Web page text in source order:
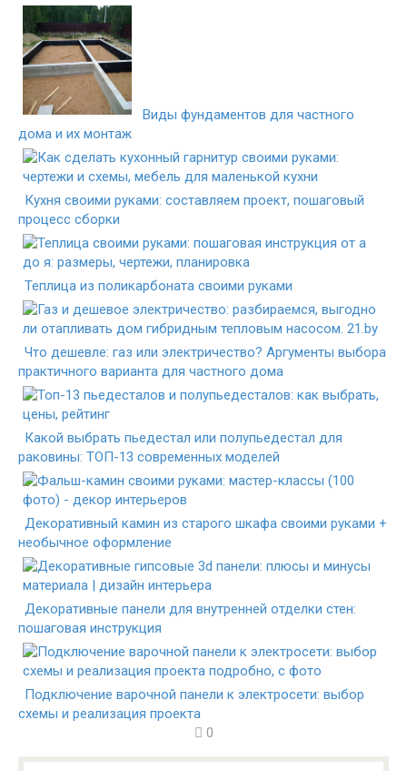
Виды фундаментов для частного
дома и их монтаж
Кухня своими руками: составляем проект, пошаговый
процесс сборки
Теплица из поликарбоната своими руками
Что дешевле: газ или электричество? Аргументы выбора
практичного варианта для частного дома
Какой выбрать пьедестал или полупьедестал для
раковины: ТОП-13 современных моделей
Декоративный камин из старого шкафа своими руками +
необычное оформление
Декоративные панели для внутренней отделки стен:
пошаговая инструкция
Подключение варочной панели к электросети: выбор
схемы и реализация проекта
0